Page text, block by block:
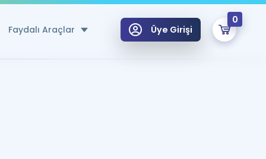
Faydalı Araçlar Üye Girişi
0